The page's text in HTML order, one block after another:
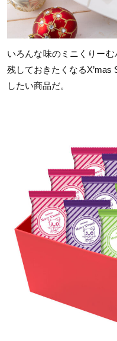
いろんな味のミニくりー
残しておきたくなるX’mas
したい商品だ。